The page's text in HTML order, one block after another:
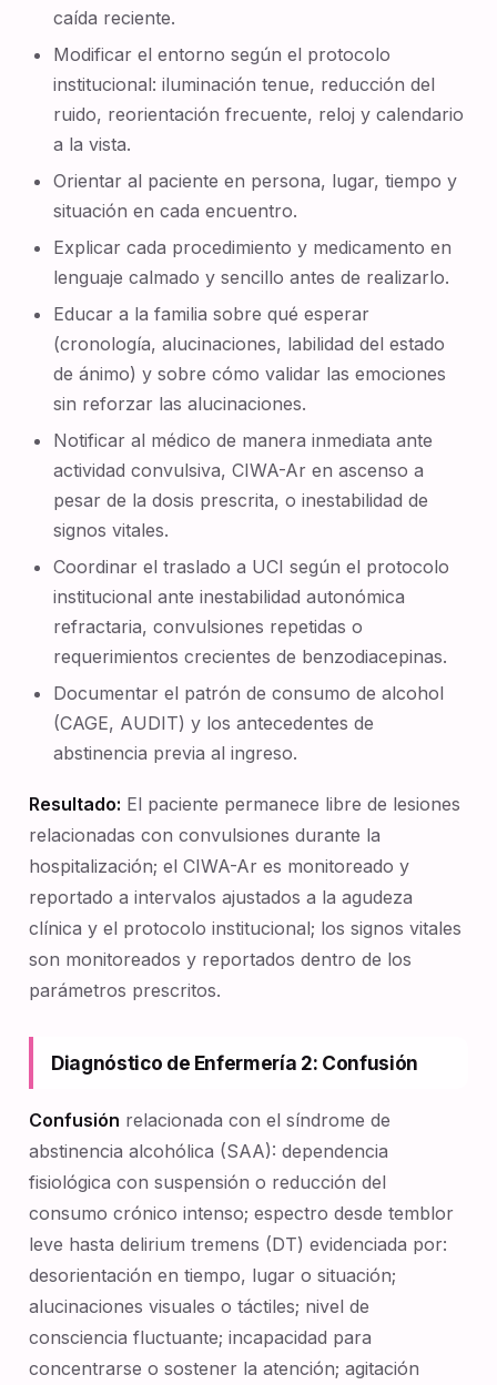
caída reciente.
Modificar el entorno según el protocolo
institucional: iluminación tenue, reducción del
ruido, reorientación frecuente, reloj y calendario
a la vista.
Orientar al paciente en persona, lugar, tiempo y
situación en cada encuentro.
Explicar cada procedimiento y medicamento en
lenguaje calmado y sencillo antes de realizarlo.
Educar a la familia sobre qué esperar
(cronología, alucinaciones, labilidad del estado
de ánimo) y sobre cómo validar las emociones
sin reforzar las alucinaciones.
Notificar al médico de manera inmediata ante
actividad convulsiva, CIWA-Ar en ascenso a
pesar de la dosis prescrita, o inestabilidad de
signos vitales.
Coordinar el traslado a UCI según el protocolo
institucional ante inestabilidad autonómica
refractaria, convulsiones repetidas o
requerimientos crecientes de benzodiacepinas.
Documentar el patrón de consumo de alcohol
(CAGE, AUDIT) y los antecedentes de
abstinencia previa al ingreso.
Resultado: El paciente permanece libre de lesiones
relacionadas con convulsiones durante la
hospitalización; el CIWA-Ar es monitoreado y
reportado a intervalos ajustados a la agudeza
clínica y el protocolo institucional; los signos vitales
son monitoreados y reportados dentro de los
parámetros prescritos.
Diagnóstico de Enfermería 2: Confusión
Confusión relacionada con el síndrome de
abstinencia alcohólica (SAA): dependencia
fisiológica con suspensión o reducción del
consumo crónico intenso; espectro desde temblor
leve hasta delirium tremens (DT) evidenciada por:
desorientación en tiempo, lugar o situación;
alucinaciones visuales o táctiles; nivel de
consciencia fluctuante; incapacidad para
concentrarse o sostener la atención; agitación